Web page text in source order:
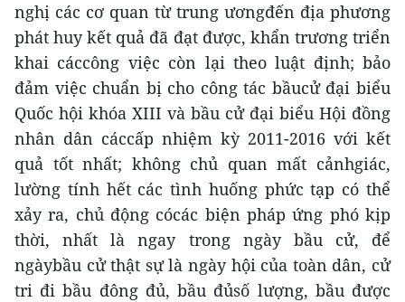
nghị các cơ quan từ trung ươngđến địa phương
phát huy kết quả đã đạt được, khẩn trương triển
khai cáccông việc còn lại theo luật định; bảo
đảm việc chuẩn bị cho công tác bầucử đại biểu
Quốc hội khóa XIII và bầu cử đại biểu Hội đồng
nhân dân cáccấp nhiệm kỳ 2011-2016 với kết
quả tốt nhất; không chủ quan mất cảnhgiác,
lường tính hết các tình huống phức tạp có thể
xảy ra, chủ động cócác biện pháp ứng phó kịp
thời, nhất là ngay trong ngày bầu cử, để
ngàybầu cử thật sự là ngày hội của toàn dân, cử
tri đi bầu đông đủ, bầu đủsố lượng, bầu được